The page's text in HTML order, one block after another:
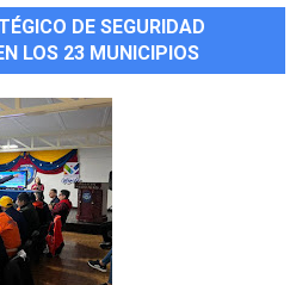
DE SEGURIDAD
LOS 23 MUNICIPIOS